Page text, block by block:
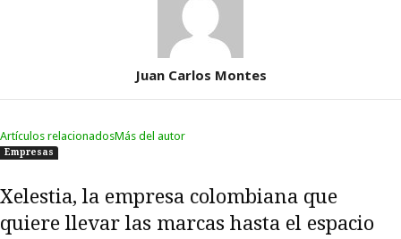
Juan Carlos Montes
Artículos relacionadosMás del autor
Empresas
Xelestia, la empresa colombiana que
quiere llevar las marcas hasta el espacio